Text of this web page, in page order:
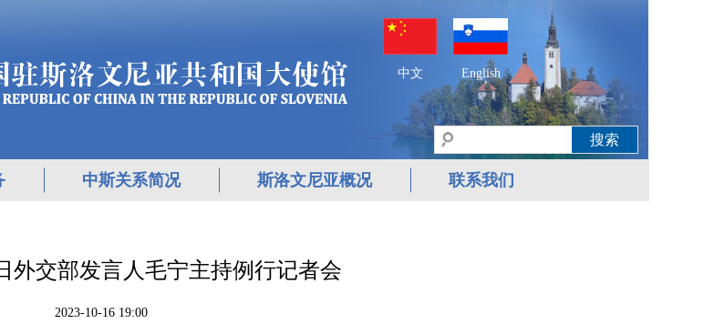
中文 English
中斯关系简况 斯洛文尼亚概况 联系我们
外交部发言人毛宁主持例行记者会
2023-10-16 19:00